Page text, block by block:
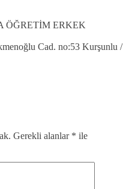
ÖĞRETİM ERKEK
Cad. no:53 Kurşunlu /
Gerekli alanlar * ile